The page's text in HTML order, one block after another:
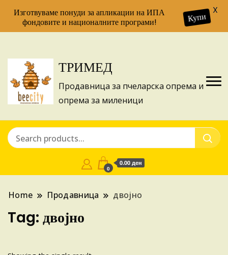
ТРИМЕД
Продавница за пчеларска опрема и
опрема за миленици
0
0.00 ден
Home Продавница двојно
Tag: двојно
Изготвуваме понуди за апликации на ИПА
фондовите и националните програми!
Купи
X